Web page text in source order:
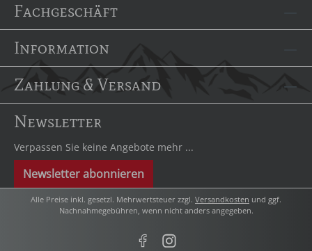
Fachgeschäft
Information
Zahlung & Versand
Newsletter
Verpassen Sie keine Angebote mehr ...
Newsletter abonnieren
Alle Preise inkl. gesetzl. Mehrwertsteuer zzgl. Versandkosten und ggf.
Nachnahmegebühren, wenn nicht anders angegeben.